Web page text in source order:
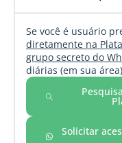
Se você é usuário
diretamente na
grupo secreto do
diárias (em sua
Solicitar